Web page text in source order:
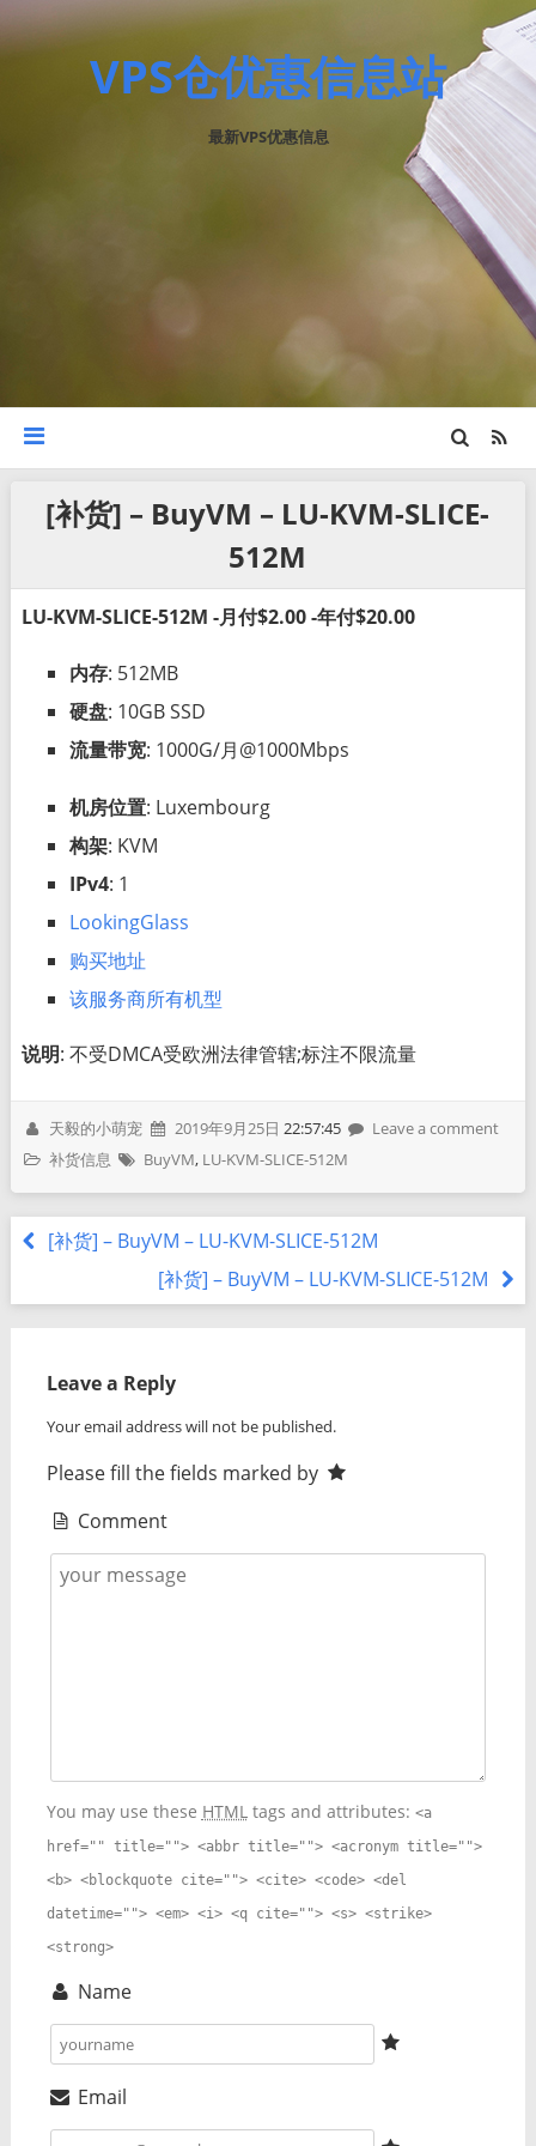
VPS仓优惠信息站
最新VPS优惠信息
[补货] – BuyVM – LU-KVM-SLICE-
512M
LU-KVM-SLICE-512M -月付$2.00 -年付$20.00
内存: 512MB
硬盘: 10GB SSD
流量带宽: 1000G/月@1000Mbps
机房位置: Luxembourg
构架: KVM
IPv4: 1
LookingGlass
购买地址
该服务商所有机型
说明: 不受DMCA受欧洲法律管辖;标注不限流量
天毅的小萌宠 2019年9月25日 22:57:45
Leave a comment
补货信息
BuyVM, LU-KVM-SLICE-512M
[补货] – BuyVM – LU-KVM-SLICE-512M
[补货] – BuyVM – LU-KVM-SLICE-512M
Leave a Reply
Your email address will not be published.
Please fill the fields marked by
Comment
You may use these HTMLtags and attributes: <a
href="" title=""> <abbr title=""> <acronym title="">
<b> <blockquote cite=""> <cite> <code> <del
datetime=""> <em> <i> <q cite=""> <s> <strike>
<strong>
Name
Email